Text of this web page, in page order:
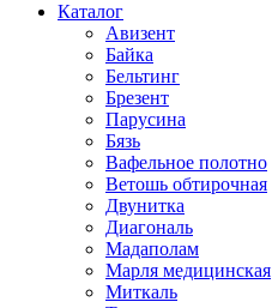
Каталог
Авизент
Байка
Бельтинг
Брезент
Парусина
Бязь
Вафельное полотно
Ветошь обтирочная
Двунитка
Диагональ
Мадаполам
Марля медицинская
Миткаль